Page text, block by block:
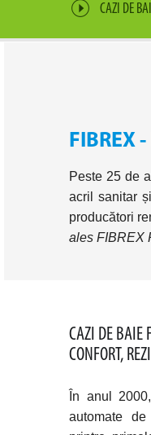
CAZI DE
FIBREX
Peste 25 de
acril sanitar
producători
ales FIBREX
CAZI DE BAIE
CONFORT,
În anul
automate